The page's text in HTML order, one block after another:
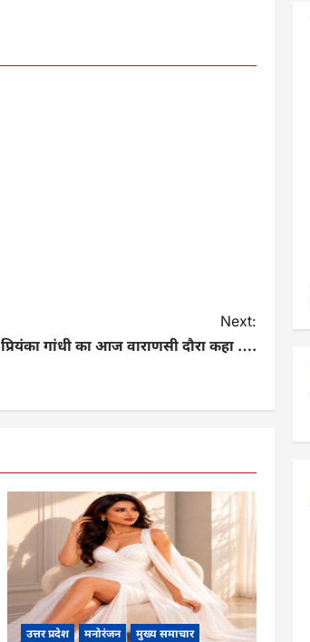
Next:
प्रियंका गांधी का आज वाराणसी दौरा कहा ….
उत्तर प्रदेश मनोरंजन मुख्य समाचार